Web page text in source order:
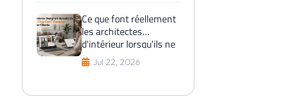
Ce que font réellement
les architectes
d'intérieur lorsqu'ils ne
peuvent pas visualiser
les carreaux pour les
Jul 22, 2026